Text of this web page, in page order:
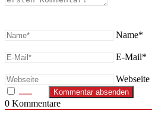
Name*
E-Mail*
Webseite
0 Kommentare